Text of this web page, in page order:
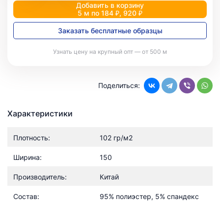
Добавить в корзину
5 м по 184 ₽, 920 ₽
Заказать бесплатные образцы
Узнать цену на крупный опт — от 500 м
Поделиться:
Характеристики
Плотность: 102 гр/м2
Ширина: 150
Производитель: Китай
Состав: 95% полиэстер, 5% спандекс